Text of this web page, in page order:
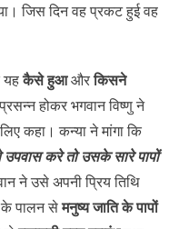
जिस दिन वह प्रकट हुई वह
यहकैसे हुआऔरकिसने
होकर भगवान विष्णु ने
कहा। कन्या ने मांगा कि
करे तो उसके सारे पापों
ने उसे अपनी प्रिय तिथि
के पालन सेमनुष्य जाति के पापों